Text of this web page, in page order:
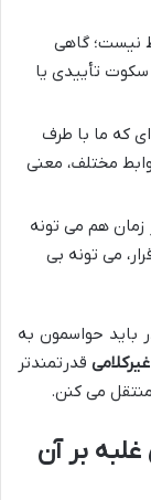
نیست؛ گاهی
تأییدی یا
که ما با طرف
مختلف، معنی
زمان هم می تونه
می تونه بی
باید حواسمون به
قدرتمندتر
می کنن.
غلبه بر آن